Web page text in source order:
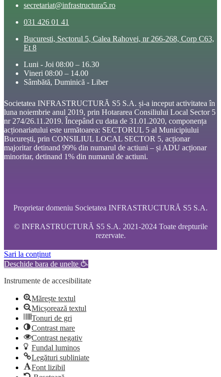
secretariat@infrastructura5.ro
031 426 01 41
Bucuresti, Sectorul 5, Calea Rahovei, nr 266-268, Corp C63,
Et 8
Luni - Joi 08:00 – 16.30
Vineri 08:00 – 14.00
Sâmbătă, Duminică - Liber
Societatea INFRASTRUCTURĂ S5 S.A. și-a inceput activitatea în
luna noiembrie anul 2019, prin Hotararea Consiliului Local Sector 5
nr 274/26.11.2019. Începând cu data de 31.01.2020, componența
acționariatului este următoarea: SECTORUL 5 al Municipiului
București, prin CONSILIUL LOCAL SECTOR 5, acționar
majoritar detinand 99% din numarul de actiuni – și ADU acționar
minoritar, detinand 1% din numarul de actiuni.
Proprietar domeniu Societatea INFRASTRUCTURĂ S5 S.A.
© INFRASTRUCTURĂ S5 S.A. 2021-2024 Toate drepturile
rezervate.
Sari la conținut
Deschide bara de unelte
Instrumente de accesibilitate
Mărește textul
Micșorează textul
Tonuri de gri
Contrast mare
Contrast negativ
Fundal luminos
Legături subliniate
Font lizibil